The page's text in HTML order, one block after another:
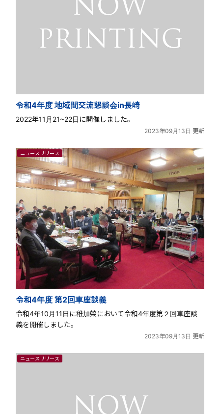
令和4年度 地域間交流懇談会in長崎
2022年11月21~22日に開催しました。
2023年09月13日 更新
ニュースリリース
令和4年度 第2回車座談義
令和4年10月11日に稚加榮において令和4年度第２回車座談
義を開催しました。
2023年09月13日 更新
ニュースリリース